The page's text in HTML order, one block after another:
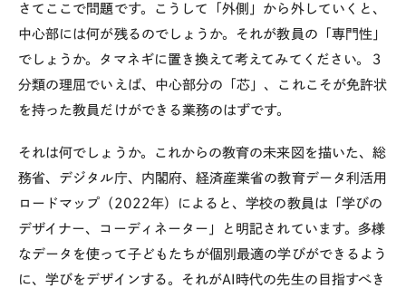
さてここで問題です。こうして「外側」から外していくと、
中心部には何が残るのでしょうか。それが教員の「専門性」
でしょうか。タマネギに置き換えて考えてみてください。３
分類の理屈でいえば、中心部分の「芯」、これこそが免許状
を持った教員だけができる業務のはずです。
それは何でしょうか。これからの教育の未来図を描いた、総
務省、デジタル庁、内閣府、経済産業省の教育データ利活用
ロードマップ（2022年）によると、学校の教員は「学びの
デザイナー、コーディネーター」と明記されています。多様
なデータを使って子どもたちが個別最適の学びができるよう
に、学びをデザインする。それがAI時代の先生の目指すべき